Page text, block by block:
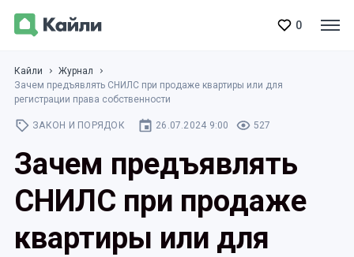
0
Кайли
Журнал
Зачем предъявлять СНИЛС при продаже квартиры или для
регистрации права собственности
ЗАКОН И ПОРЯДОК 26.07.2024 9:00 527
Зачем предъявлять
СНИЛС при продаже
квартиры или для